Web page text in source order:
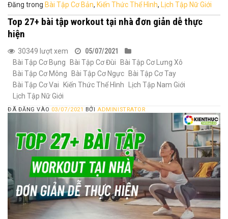
Đăng trong Bài Tập Cơ Bản, Kiến Thức Thể Hình, Lịch Tập Nữ Giới
Top 27+ bài tập workout tại nhà đơn giản dễ thực
hiện
30349 lượt xem
05/07/2021
Bài Tập Cơ Bụng Bài Tập Cơ Đùi Bài Tập Cơ Lưng Xô
Bài Tập Cơ Mông Bài Tập Cơ Ngực Bài Tập Cơ Tay
Bài Tập Cơ Vai Kiến Thức Thể Hình Lịch Tập Nam Giới
Lịch Tập Nữ Giới
ĐÃ ĐĂNG VÀO 03/07/2021 BỞI ADMINISTRATOR